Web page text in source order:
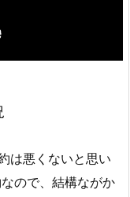
は悪くないと思い
ので、結構ながか